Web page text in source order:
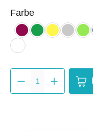
Farbeauswählen
bordeaux
froschgrün
gelb
weiß